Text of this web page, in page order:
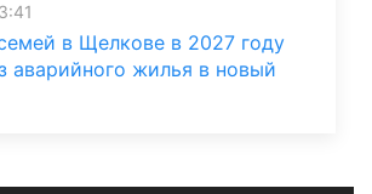
в Щелкове в 2027 году
аварийного жилья в новый